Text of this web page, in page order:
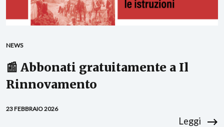
NEWS
📰 Abbonati gratuitamente a Il
Rinnovamento
23 FEBBRAIO 2026
Leggi